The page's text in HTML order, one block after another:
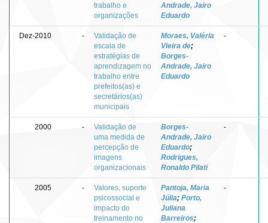
trabalho e
organizações
Andrade, Jairo
Eduardo
Dez-2010 -
Validação de
escala de
estratégias de
aprendizagem no
trabalho entre
prefeitos(as) e
secretários(as)
municipais
Moraes, Valéria
Vieira de;
Borges-
Andrade, Jairo
Eduardo
-
2000 -
Validação de
uma medida de
percepção de
imagens
organizacionais
Borges-
Andrade, Jairo
Eduardo;
Rodrigues,
Ronaldo Pilati
-
2005 -
Valores, suporte
psicossocial e
impacto do
treinamento no
Pantoja, Maria
Júlia; Porto,
Juliana
Barreiros;
-